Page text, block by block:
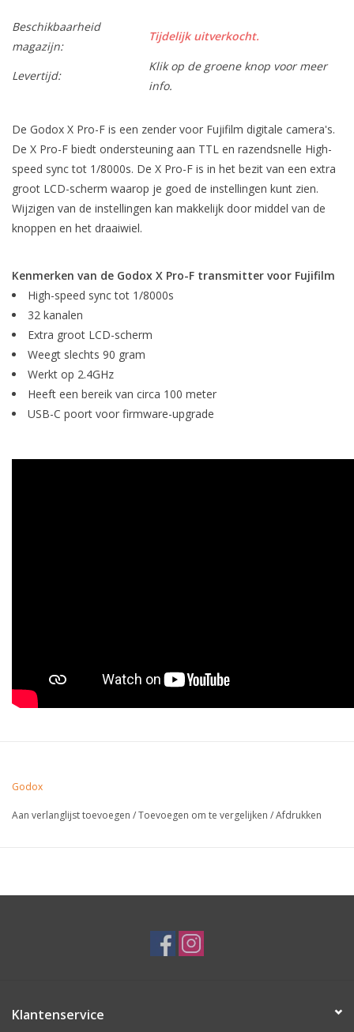
Beschikbaarheid
magazijn:
Tijdelijk uitverkocht.
Levertijd:
Klik op de groene knop voor meer
info.
De Godox X Pro-F is een zender voor Fujifilm digitale camera's.
De X Pro-F biedt ondersteuning aan TTL en razendsnelle High-
speed sync tot 1/8000s. De X Pro-F is in het bezit van een extra
groot LCD-scherm waarop je goed de instellingen kunt zien.
Wijzigen van de instellingen kan makkelijk door middel van de
knoppen en het draaiwiel.
Kenmerken van de Godox X Pro-F transmitter voor Fujifilm
High-speed sync tot 1/8000s
32 kanalen
Extra groot LCD-scherm
Weegt slechts 90 gram
Werkt op 2.4GHz
Heeft een bereik van circa 100 meter
USB-C poort voor firmware-upgrade
Godox
Aan verlanglijst toevoegen /Toevoegen om te vergelijken /Afdrukken
Klantenservice